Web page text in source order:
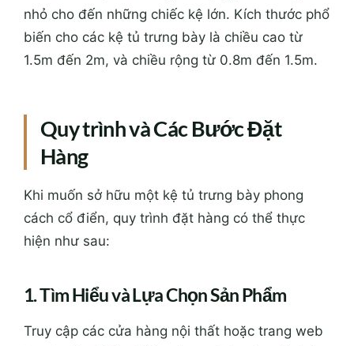
nhỏ cho đến những chiếc kệ lớn. Kích thước phổ
biến cho các kệ tủ trưng bày là chiều cao từ
1.5m đến 2m, và chiều rộng từ 0.8m đến 1.5m.
Quy trình và Các Bước Đặt
Hàng
Khi muốn sở hữu một kệ tủ trưng bày phong
cách cổ điển, quy trình đặt hàng có thể thực
hiện như sau:
1. Tìm Hiểu và Lựa Chọn Sản Phẩm
Truy cập các cửa hàng nội thất hoặc trang web